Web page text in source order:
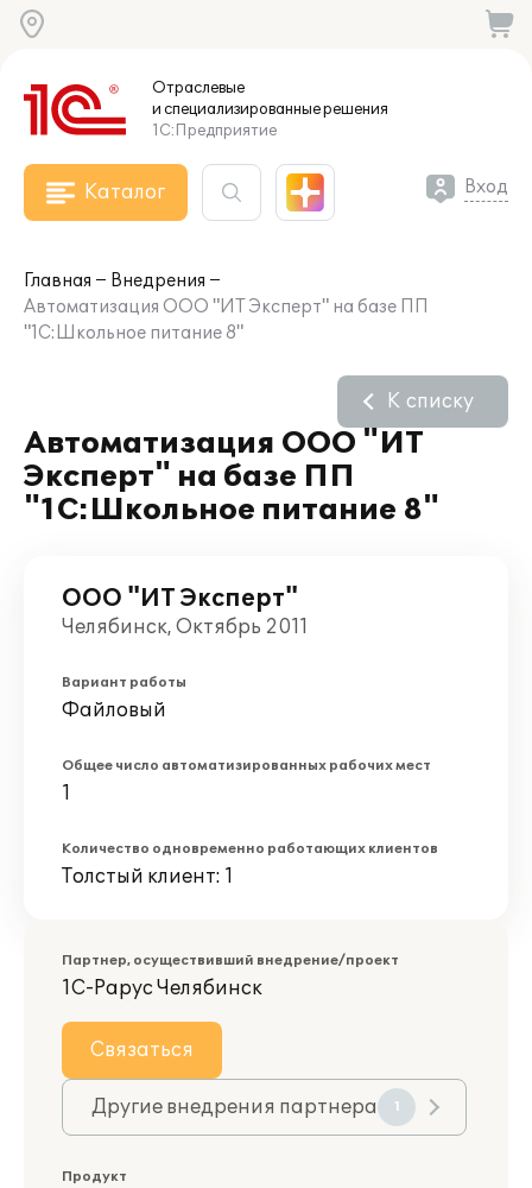
Отраслевые
и специализированныерешения
1С:Предприятие
Каталог Вход
Главная
Внедрения
Автоматизация ООО "ИТ Эксперт" на базе ПП
"1С:Школьное питание 8"
Автоматизация ООО "ИТ
Эксперт" на базе ПП
"1С:Школьное питание 8"
К списку
ООО "ИТ Эксперт"
Челябинск, Октябрь 2011
Вариант работы
Файловый
Общее число автоматизированных рабочих мест
1
Количество одновременно работающих клиентов
Толстый клиент: 1
Партнер, осуществивший внедрение/проект
1С-Рарус Челябинск
Связаться
Другие внедрения партнера 1
Продукт